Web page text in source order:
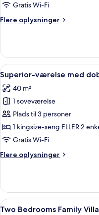
Gratis Wi-Fi
Flere oplysninger
Flere
Garden
Villa
Indlæs
alle
billeder
af
Superior-
værelse
med
eller
19
Superior-værelse med
40 m²
1 soveværelse
Plads til 3 personer
1 kingsize-seng ELLER 2
Gratis Wi-Fi
Flere oplysninger
Flere
værelse
med
dobbeltseng
Indlæs
21
Two Bedrooms Family Villa